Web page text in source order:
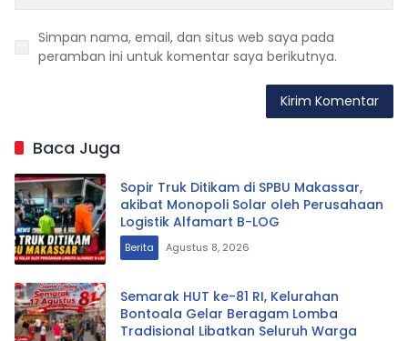
Simpan nama, email, dan situs web saya pada
peramban ini untuk komentar saya berikutnya.
Baca Juga
Sopir Truk Ditikam di SPBU Makassar,
akibat Monopoli Solar oleh Perusahaan
Logistik Alfamart B-LOG
Berita Agustus 8, 2026
Semarak HUT ke-81 RI, Kelurahan
Bontoala Gelar Beragam Lomba
Tradisional Libatkan Seluruh Warga